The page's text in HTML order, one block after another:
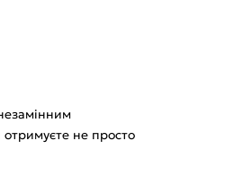
отримуєте не просто